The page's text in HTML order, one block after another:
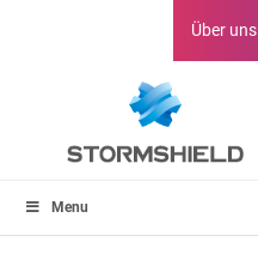
Über uns
Menu